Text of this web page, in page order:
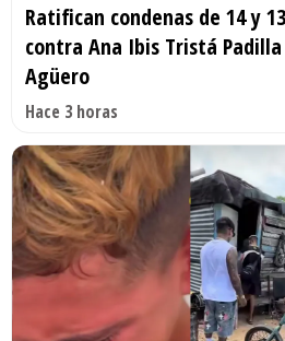
Ratifican condenas de 14 y
contra Ana Ibis Tristá
Agüero
Hace 3 horas